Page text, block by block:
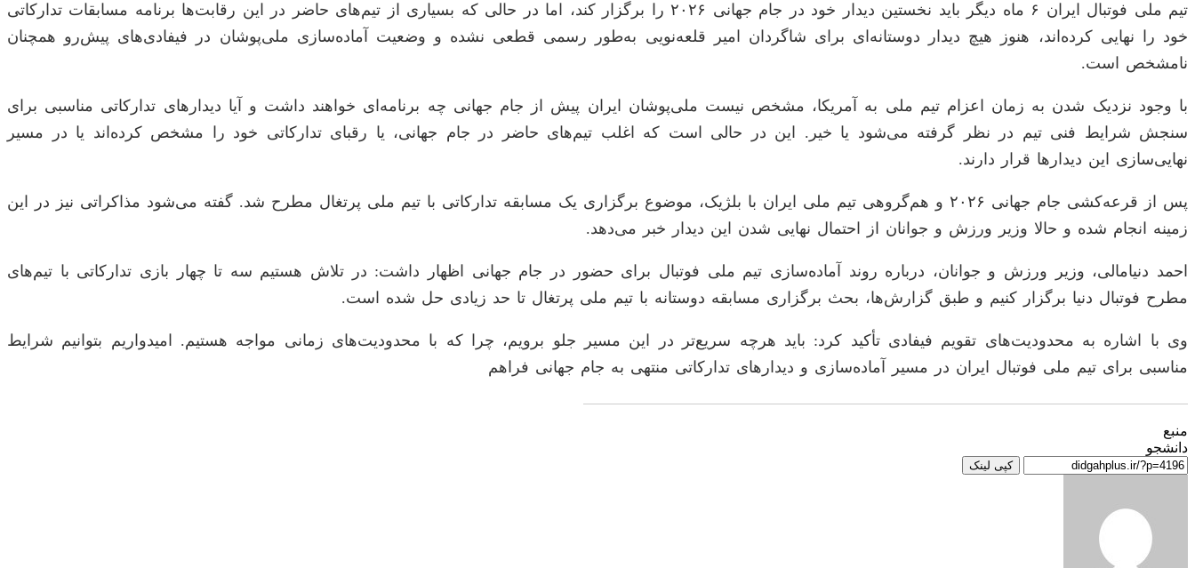
تیم ملی فوتبال ایران ۶ ماه دیگر باید نخستین دیدار خود در جام جهانی ۲۰۲۶ را برگزار کند، اما در حالی که بسیاری از تیم‌های حاضر در این رقابت‌ها برنامه مسابقات تدارکاتی
خود را نهایی کرده‌اند، هنوز هیچ دیدار دوستانه‌ای برای شاگردان امیر قلعه‌نویی به‌طور رسمی قطعی نشده و وضعیت آماده‌سازی ملی‌پوشان در فیفادی‌های پیش‌رو همچنان
نامشخص است.
با وجود نزدیک شدن به زمان اعزام تیم ملی به آمریکا، مشخص نیست ملی‌پوشان ایران پیش از جام جهانی چه برنامه‌ای خواهند داشت و آیا دیدار‌های تدارکاتی مناسبی برای
سنجش شرایط فنی تیم در نظر گرفته می‌شود یا خیر. این در حالی است که اغلب تیم‌های حاضر در جام جهانی، یا رقبای تدارکاتی خود را مشخص کرده‌اند یا در مسیر
نهایی‌سازی این دیدار‌ها قرار دارند.
پس از قرعه‌کشی جام جهانی ۲۰۲۶ و هم‌گروهی تیم ملی ایران با بلژیک، موضوع برگزاری یک مسابقه تدارکاتی با تیم ملی پرتغال مطرح شد. گفته می‌شود مذاکراتی نیز در این
زمینه انجام شده و حالا وزیر ورزش و جوانان از احتمال نهایی شدن این دیدار خبر می‌دهد.
احمد دنیامالی، وزیر ورزش و جوانان، درباره روند آماده‌سازی تیم ملی فوتبال برای حضور در جام جهانی اظهار داشت: در تلاش هستیم سه تا چهار بازی تدارکاتی با تیم‌های
مطرح فوتبال دنیا برگزار کنیم و طبق گزارش‌ها، بحث برگزاری مسابقه دوستانه با تیم ملی پرتغال تا حد زیادی حل شده است.
وی با اشاره به محدودیت‌های تقویم فیفادی تأکید کرد: باید هرچه سریع‌تر در این مسیر جلو برویم، چرا که با محدودیت‌های زمانی مواجه هستیم. امیدواریم بتوانیم شرایط
مناسبی برای تیم ملی فوتبال ایران در مسیر آماده‌سازی و دیدار‌های تدارکاتی منتهی به جام جهانی فراهم
منبع
دانشجو
کپی لینک